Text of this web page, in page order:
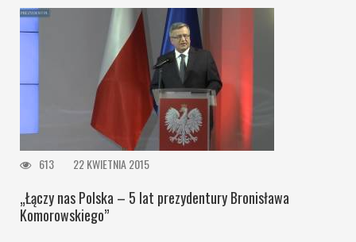
613 22 KWIETNIA 2015
„Łączy nas Polska – 5 lat prezydentury Bronisława
Komorowskiego”